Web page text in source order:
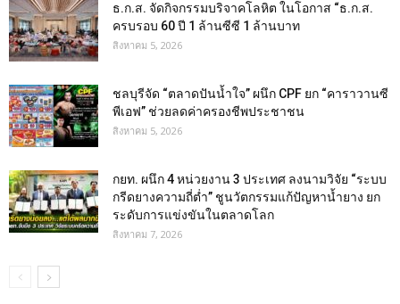
ธ.ก.ส. จัดกิจกรรมบริจาคโลหิต ในโอกาส “ธ.ก.ส.
ครบรอบ 60 ปี 1 ล้านซีซี 1 ล้านบาท
สิงหาคม 5, 2026
ชลบุรีจัด “ตลาดปันน้ำใจ” ผนึก CPF ยก “คาราวานซี
พีเอฟ” ช่วยลดค่าครองชีพประชาชน
สิงหาคม 5, 2026
กยท. ผนึก 4 หน่วยงาน 3 ประเทศ ลงนามวิจัย “ระบบ
กรีดยางความถี่ต่ำ” ชูนวัตกรรมแก้ปัญหาน้ำยาง ยก
ระดับการแข่งขันในตลาดโลก
สิงหาคม 7, 2026